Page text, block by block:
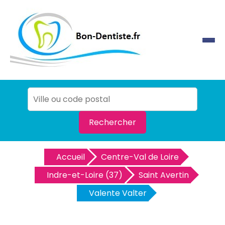
Rechercher
Accueil
Centre-Val de Loire
Indre-et-Loire (37)
Saint Avertin
Valente Valter